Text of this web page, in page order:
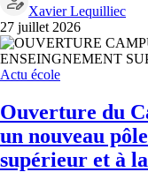
Xavier Lequilliec
27 juillet 2026
Actu école
Ouverture du
un nouveau
supérieur et à